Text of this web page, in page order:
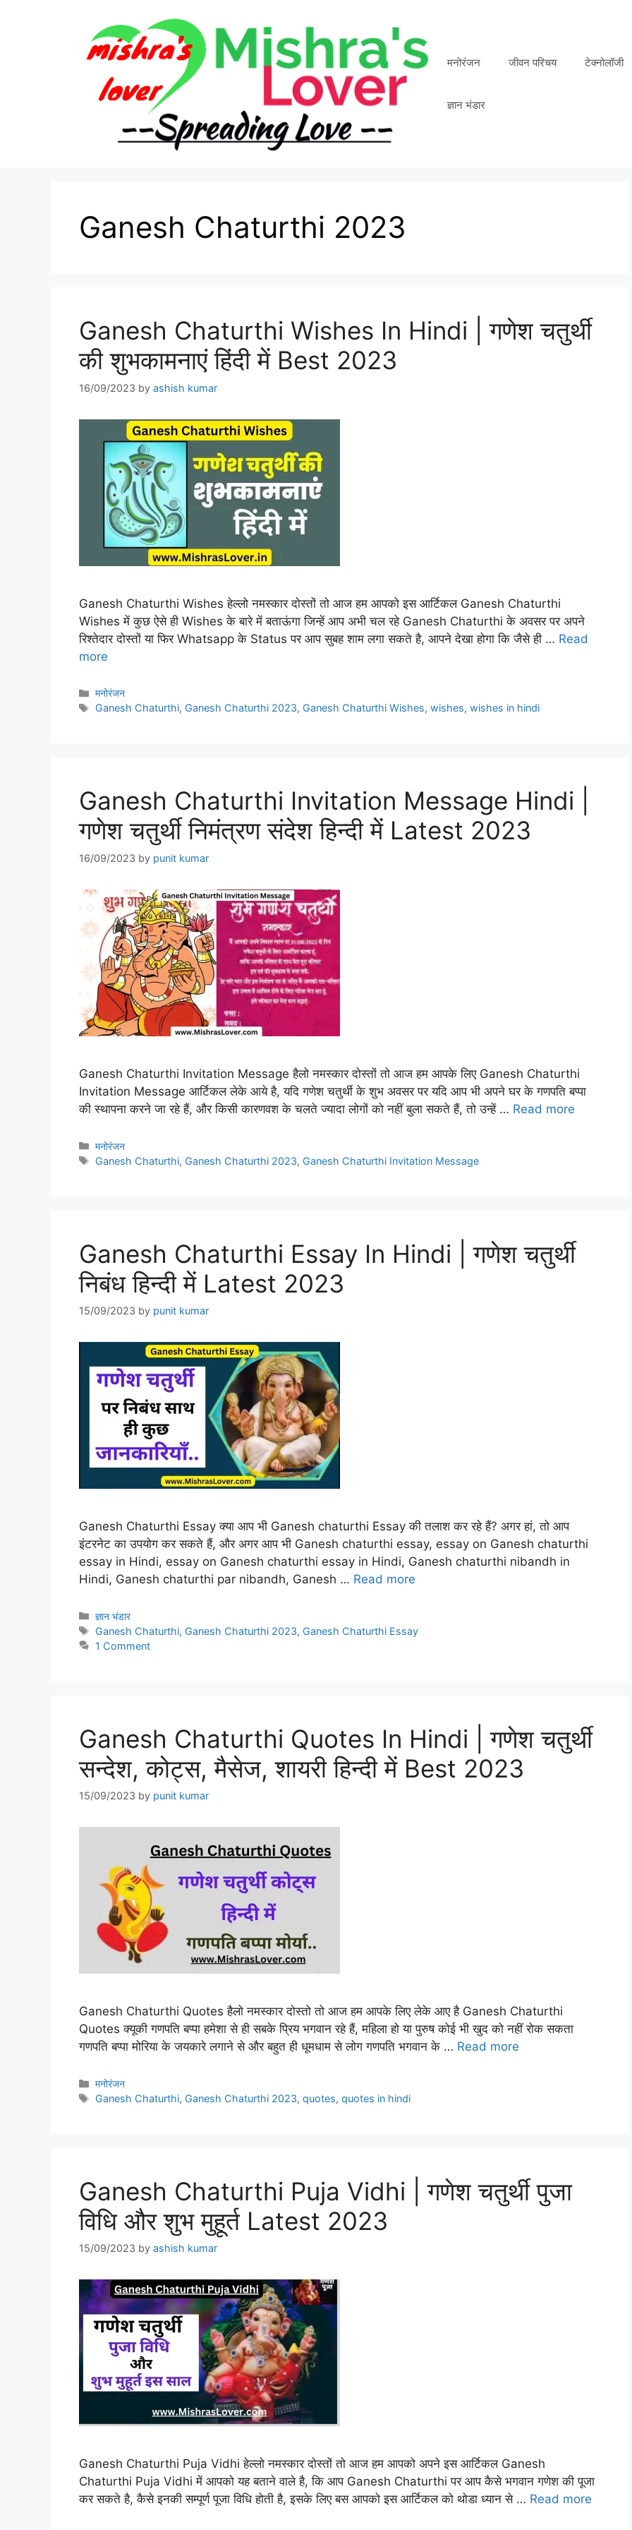
मनोरंजन जीवन परिचय टेक्नोलॉजी
ज्ञान भंडार
Ganesh Chaturthi 2023
Ganesh Chaturthi Wishes In Hindi | गणेश चतुर्थी
की शुभकामनाएं हिंदी में Best 2023
16/09/2023 by ashish kumar
Ganesh Chaturthi Wishes हेल्लो नमस्कार दोस्तों तो आज हम आपको इस आर्टिकल Ganesh Chaturthi
Wishes में कुछ ऐसे ही Wishes के बारे में बताऊंगा जिन्हें आप अभी चल रहे Ganesh Chaturthi के अवसर पर अपने
रिश्तेदार दोस्तों या फिर Whatsapp के Status पर आप सुबह शाम लगा सकते है, आपने देखा होगा कि जैसे ही … Read
more
Categories
मनोरंजन
Tags
Ganesh Chaturthi, Ganesh Chaturthi 2023, Ganesh Chaturthi Wishes,wishes,wishes in hindi
Ganesh Chaturthi Invitation Message Hindi |
गणेश चतुर्थी निमंत्रण संदेश हिन्दी में Latest 2023
16/09/2023 by punit kumar
Ganesh Chaturthi Invitation Message हैलो नमस्कार दोस्तों तो आज हम आपके लिए Ganesh Chaturthi
Invitation Message आर्टिकल लेके आये है, यदि गणेश चतुर्थी के शुभ अवसर पर यदि आप भी अपने घर के गणपति बप्पा
की स्थापना करने जा रहे हैं, और किसी कारणवश के चलते ज्यादा लोगों को नहीं बुला सकते हैं, तो उन्हें … Read more
Categories
मनोरंजन
Tags
Ganesh Chaturthi, Ganesh Chaturthi 2023, Ganesh Chaturthi Invitation Message
Ganesh Chaturthi Essay In Hindi | गणेश चतुर्थी
निबंध हिन्दी में Latest 2023
15/09/2023 by punit kumar
Ganesh Chaturthi Essay क्या आप भी Ganesh chaturthi Essay की तलाश कर रहे हैं? अगर हां, तो आप
इंटरनेट का उपयोग कर सकते हैं, और अगर आप भी Ganesh chaturthi essay, essay on Ganesh chaturthi
essay in Hindi, essay on Ganesh chaturthi essay in Hindi, Ganesh chaturthi nibandh in
Hindi, Ganesh chaturthi par nibandh, Ganesh … Read more
Categories
ज्ञान भंडार
Tags
Ganesh Chaturthi, Ganesh Chaturthi 2023, Ganesh Chaturthi Essay
1 Comment
Ganesh Chaturthi Quotes In Hindi | गणेश चतुर्थी
सन्देश, कोट्स, मैसेज, शायरी हिन्दी में Best 2023
15/09/2023 by punit kumar
Ganesh Chaturthi Quotes हैलो नमस्कार दोस्तो तो आज हम आपके लिए लेके आए है Ganesh Chaturthi
Quotes क्यूकी गणपति बप्पा हमेशा से ही सबके प्रिय भगवान रहे हैं, महिला हो या पुरुष कोई भी खुद को नहीं रोक सकता
गणपति बप्पा मोरिया के जयकारे लगाने से और बहुत ही धूमधाम से लोग गणपति भगवान के … Read more
Categories
मनोरंजन
Tags
Ganesh Chaturthi, Ganesh Chaturthi 2023,quotes,quotes in hindi
Ganesh Chaturthi Puja Vidhi | गणेश चतुर्थी पुजा
विधि और शुभ मुहूर्त Latest 2023
15/09/2023 by ashish kumar
Ganesh Chaturthi Puja Vidhi हेल्लो नमस्कार दोस्तों तो आज हम आपको अपने इस आर्टिकल Ganesh
Chaturthi Puja Vidhi में आपको यह बताने वाले है, कि आप Ganesh Chaturthi पर आप कैसे भगवान गणेश की पूजा
कर सकते है, कैसे इनकी सम्पूर्ण पूजा विधि होती है, इसके लिए बस आपको इस आर्टिकल को थोडा ध्यान से … Read more